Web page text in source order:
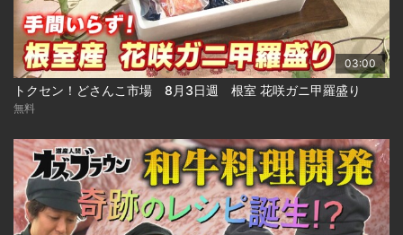
03:00
トクセン！どさんこ市場 8月3日週 根室 花咲ガニ甲羅盛り
無料